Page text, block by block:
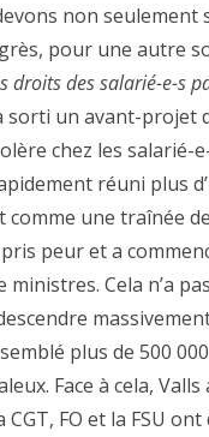
non
pour une autre
droits des salarié-e-s
un avant-projet
chez les salarié-
réuni plus
une traînée
peur et a
Cela n’a
plus de 500
Face à cela,
FO et la FSU